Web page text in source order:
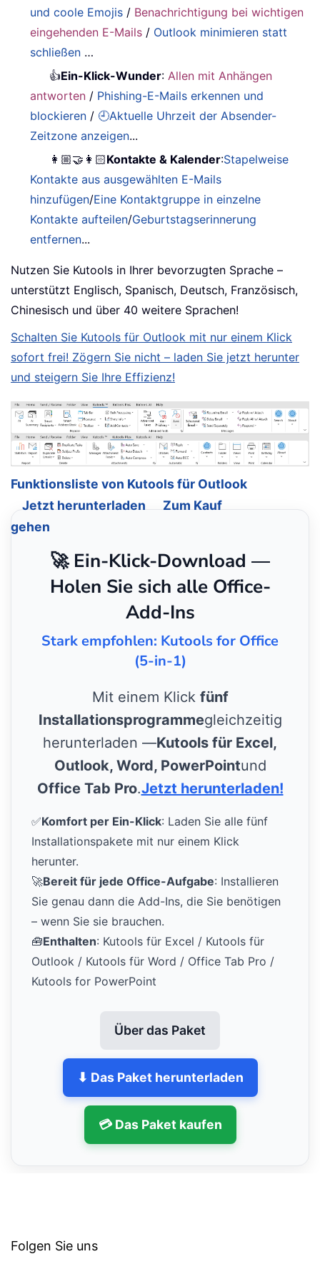
und coole Emojis / Benachrichtigung bei wichtigen
eingehenden E-Mails / Outlook minimieren statt
schließen …
👍Ein-Klick-Wunder: Allen mit Anhängen
antworten / Phishing-E-Mails erkennen und
blockieren / 🕘Aktuelle Uhrzeit der Absender-
Zeitzone anzeigen...
👩🏼‍🤝‍👩🏻Kontakte & Kalender:Stapelweise
Kontakte aus ausgewählten E-Mails
hinzufügen/Eine Kontaktgruppe in einzelne
Kontakte aufteilen/Geburtstagserinnerung
entfernen...
Nutzen Sie Kutools in Ihrer bevorzugten Sprache –
unterstützt Englisch, Spanisch, Deutsch, Französisch,
Chinesisch und über 40 weitere Sprachen!
Schalten Sie Kutools für Outlook mit nur einem Klick
sofort frei! Zögern Sie nicht – laden Sie jetzt herunter
und steigern Sie Ihre Effizienz!
Funktionsliste von Kutools für Outlook
Jetzt herunterladen
Zum Kauf
gehen
🚀 Ein-Klick-Download —
Holen Sie sich alle Office-
Add-Ins
Stark empfohlen: Kutools for Office
(5-in-1)
Mit einem Klick fünf
Installationsprogrammegleichzeitig
herunterladen —Kutools für Excel,
Outlook, Word, PowerPointund
Office Tab Pro.Jetzt herunterladen!
✅Komfort per Ein-Klick: Laden Sie alle fünf
Installationspakete mit nur einem Klick
herunter.
🚀Bereit für jede Office-Aufgabe: Installieren
Sie genau dann die Add-Ins, die Sie benötigen
– wenn Sie sie brauchen.
🧰Enthalten: Kutools für Excel / Kutools für
Outlook / Kutools für Word / Office Tab Pro /
Kutools for PowerPoint
Über das Paket
⬇ Das Paket herunterladen
💳 Das Paket kaufen
Folgen Sie uns